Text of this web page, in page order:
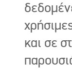
και σε